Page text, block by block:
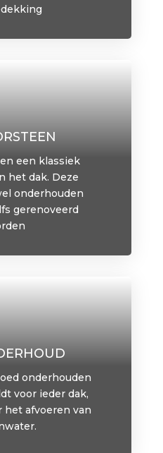
een klassiek
het dak. Deze
onderhouden
gerenoveerd
onderhouden
voor ieder dak,
het afvoeren van